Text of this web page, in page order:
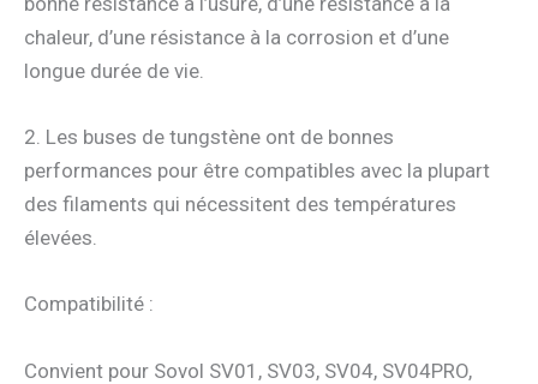
chaleur, d’une résistance à la corrosion et d’une
longue durée de vie.
2. Les buses de tungstène ont de bonnes
performances pour être compatibles avec la plupart
des filaments qui nécessitent des températures
élevées.
Compatibilité :
Convient pour Sovol SV01, SV03, SV04, SV04PRO,